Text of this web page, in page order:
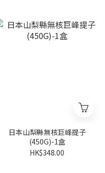
日本山梨縣無核巨峰提子
(450G)-1盒
HK$348.00